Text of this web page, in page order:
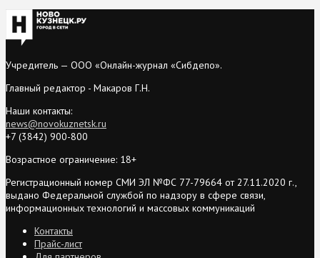
Учредитель — ООО «Онлайн-журнал «Сибдепо».
Главный редактор - Макаров Г.Н.
Наши контакты:
news@novokuznetsk.ru
+7 (3842) 900-800
Возрастное ограничение: 18+
Регистрационный номер СМИ ЭЛ №ФС 77-79664 от 27.11.2020 г.,
выдано Федеральной службой по надзору в сфере связи,
информационных технологий и массовых коммуникаций
Контакты
Прайс-лист